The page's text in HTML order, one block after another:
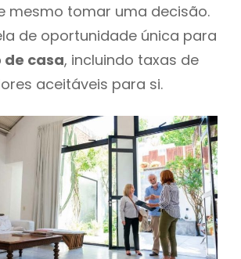
mesmo tomar uma decisão.
de oportunidade única para
casa, incluindo taxas de
aceitáveis para si.